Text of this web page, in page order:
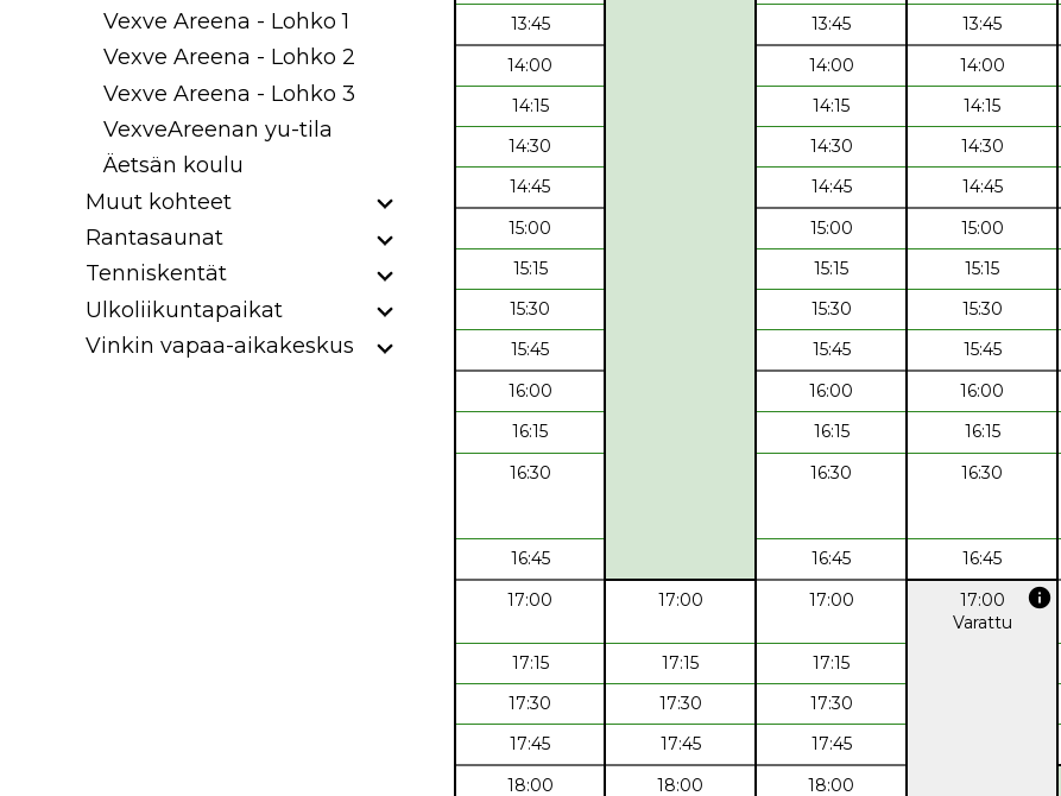
Vexve Areena - Lohko 1
Vexve Areena - Lohko 2
Vexve Areena - Lohko 3
VexveAreenan yu-tila
Äetsän koulu
Muut kohteet
Rantasaunat
Tenniskentät
Ulkoliikuntapaikat
Vinkin vapaa-aikakeskus
13:45
13:45 13:45
14:00
14:00 14:00
14:15
14:15 14:15
14:30
14:30 14:30
14:45
14:45 14:45
15:00
15:00 15:00
15:15
15:15 15:15
15:30
15:30 15:30
15:45
15:45 15:45
16:00
16:00 16:00
16:15
16:15 16:15
16:30
16:30 16:30
16:45
16:45 16:45
17:00
17:00 17:00 17:00 info
Varattu
17:15 17:15 17:15
17:30
17:30 17:30
17:45
17:45 17:45
18:00
18:00 18:00